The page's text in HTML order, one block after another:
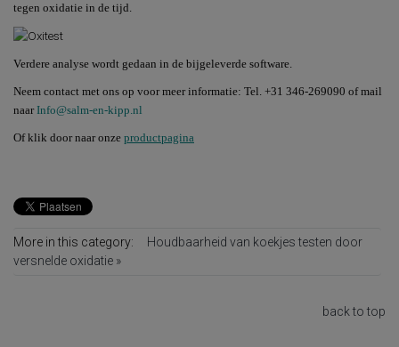
tegen oxidatie in de tijd.
Verdere analyse wordt gedaan in de bijgeleverde software.
Neem contact met ons op voor meer informatie: Tel. +31 346-269090 of mail
naarInfo@salm-en-kipp.nl
Of klik door naar onze productpagina
More in this category:
Houdbaarheid van koekjes testen door
versnelde oxidatie »
back to top